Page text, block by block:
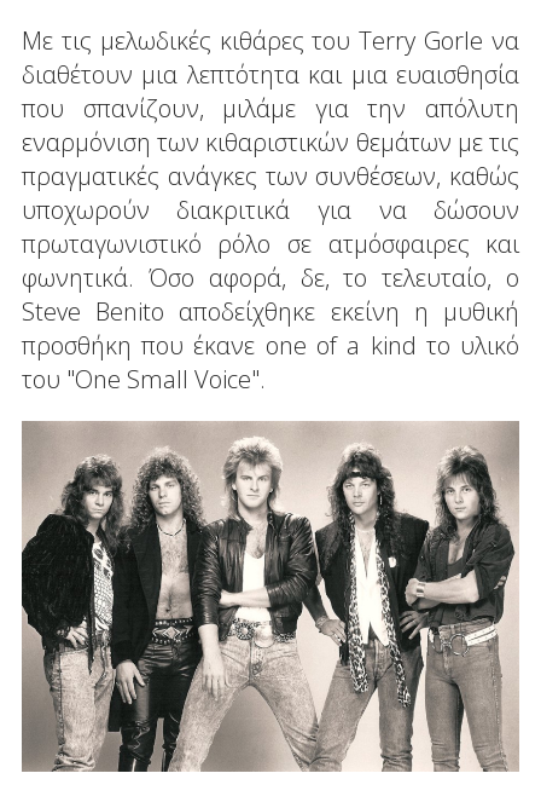
Με τις μελωδικές κιθάρες του Terry Gorle να
διαθέτουν μια λεπτότητα και μια ευαισθησία
που σπανίζουν, μιλάμε για την απόλυτη
εναρμόνιση των κιθαριστικών θεμάτων με τις
πραγματικές ανάγκες των συνθέσεων, καθώς
υποχωρούν διακριτικά για να δώσουν
πρωταγωνιστικό ρόλο σε ατμόσφαιρες και
φωνητικά. Όσο αφορά, δε, το τελευταίο, ο
Steve Benito αποδείχθηκε εκείνη η μυθική
προσθήκη που έκανε one of a kind το υλικό
του "One Small Voice".